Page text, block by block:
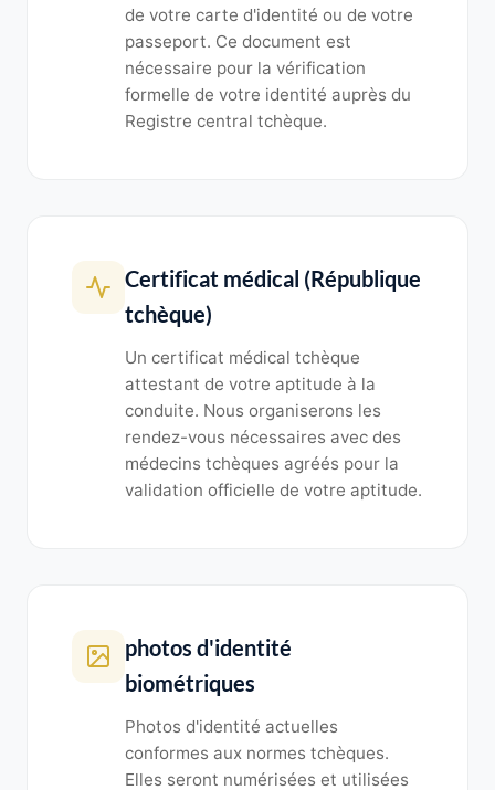
de votre carte d'identité ou de votre
passeport. Ce document est
nécessaire pour la vérification
formelle de votre identité auprès du
Registre central tchèque.
Certificat médical (République
tchèque)
Un certificat médical tchèque
attestant de votre aptitude à la
conduite. Nous organiserons les
rendez-vous nécessaires avec des
médecins tchèques agréés pour la
validation officielle de votre aptitude.
photos d'identité
biométriques
Photos d'identité actuelles
conformes aux normes tchèques.
Elles seront numérisées et utilisées